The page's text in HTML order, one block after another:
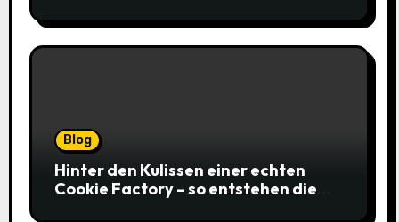
Blog
Hinter den Kulissen einer echten
Cookie Factory – so entstehen die